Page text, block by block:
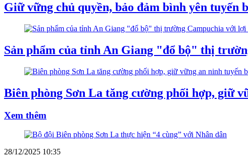
Giữ vững chủ quyền, bảo đảm bình yên tuyến
Sản phẩm của tỉnh An Giang "đổ bộ" thị
Biên phòng Sơn La tăng cường phối hợp, giữ
Xem thêm
28/12/2025 10:35